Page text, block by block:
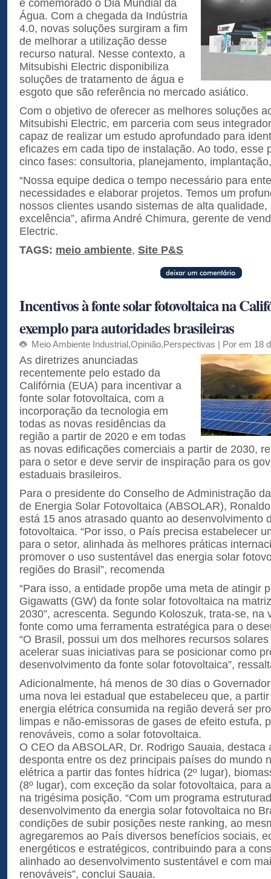
é comemorado o Dia Mundial da
Água. Com a chegada da Indústria
4.0, novas soluções surgiram a fim
de melhorar a utilização desse
recurso natural. Nesse contexto, a
Mitsubishi Electric disponibiliza
soluções de tratamento de água e
esgoto que são referência no mercado asiático.
Com o objetivo de oferecer as melhores soluções
Mitsubishi Electric, em parceria com seus
capaz de realizar um estudo aprofundado para
eficazes em cada tipo de instalação. Ao todo, esse
cinco fases: consultoria, planejamento,
“Nossa equipe dedica o tempo necessário para
necessidades e elaborar projetos. Temos um
nossos clientes usando sistemas de alta
excelência”, afirma André Chimura, gerente de
Electric.
TAGS: meio ambiente, Site P&S
Incentivos à fonte solar fotovoltaica na
exemplo para autoridades brasileiras
Meio Ambiente Industrial,Opinião,Perspectivas | Por em 18
As diretrizes anunciadas
recentemente pelo estado da
Califórnia (EUA) para incentivar a
fonte solar fotovoltaica, com a
incorporação da tecnologia em
todas as novas residências da
região a partir de 2020 e em todas
as novas edificações comerciais a partir de 2030,
para o setor e deve servir de inspiração para os
estaduais brasileiros.
Para o presidente do Conselho de Administração
de Energia Solar Fotovoltaica (ABSOLAR),
está 15 anos atrasado quanto ao desenvolvimento
fotovoltaica. “Por isso, o País precisa estabelecer
para o setor, alinhada às melhores práticas
promover o uso sustentável das energia solar
regiões do Brasil”, recomenda
“Para isso, a entidade propõe uma meta de atingir
Gigawatts (GW) da fonte solar fotovoltaica na
2030”, acrescenta. Segundo Koloszuk, trata-se, na
fonte como uma ferramenta estratégica para o
“O Brasil, possui um dos melhores recursos
acelerar suas iniciativas para se posicionar como
desenvolvimento da fonte solar fotovoltaica”,
Adicionalmente, há menos de 30 dias o
uma nova lei estadual que estabeleceu que, a
energia elétrica consumida na região deverá ser
limpas e não-emissoras de gases de efeito estufa,
renováveis, como a solar fotovoltaica.
O CEO da ABSOLAR, Dr. Rodrigo Sauaia, destaca
desponta entre os dez principais países do mundo
elétrica a partir das fontes hídrica (2º lugar),
(8º lugar), com exceção da solar fotovoltaica, para
na trigésima posição. “Com um programa
desenvolvimento da energia solar fotovoltaica no
condições de subir posições neste ranking, ao
agregaremos ao País diversos benefícios sociais,
energéticos e estratégicos, contribuindo para a
alinhado ao desenvolvimento sustentável e com
renováveis”, conclui Sauaia.